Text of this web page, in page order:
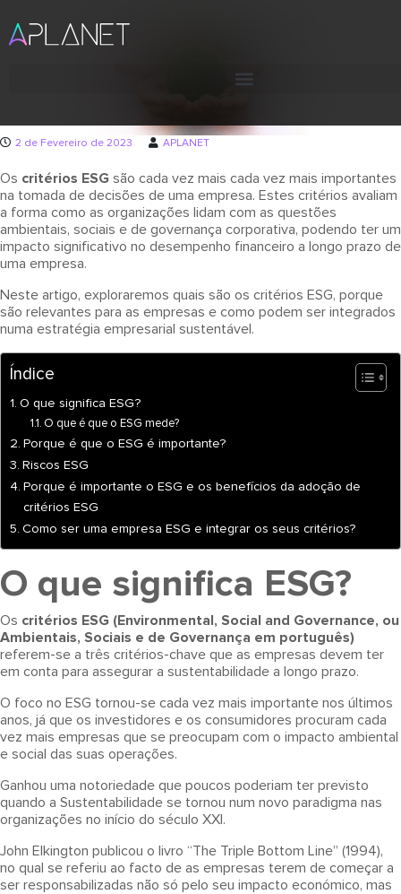
2 de Fevereiro de 2023 APLANET
Os critérios ESG são cada vez mais cada vez mais importantes
na tomada de decisões de uma empresa. Estes critérios avaliam
a forma como as organizações lidam com as questões
ambientais, sociais e de governança corporativa, podendo ter um
impacto significativo no desempenho financeiro a longo prazo de
uma empresa.
Neste artigo, exploraremos quais são os critérios ESG, porque
são relevantes para as empresas e como podem ser integrados
numa estratégia empresarial sustentável.
Índice
O que significa ESG?
O que é que o ESG mede?
Porque é que o ESG é importante?
Riscos ESG
Porque é importante o ESG e os benefícios da adoção de
critérios ESG
Como ser uma empresa ESG e integrar os seus critérios?
O que significa ESG?
Os critérios ESG (Environmental, Social and Governance, ou
Ambientais, Sociais e de Governança em português)
referem-se a três critérios-chave que as empresas devem ter
em conta para assegurar a sustentabilidade a longo prazo.
O foco no ESG tornou-se cada vez mais importante nos últimos
anos, já que os investidores e os consumidores procuram cada
vez mais empresas que se preocupam com o impacto ambiental
e social das suas operações.
Ganhou uma notoriedade que poucos poderiam ter previsto
quando a Sustentabilidade se tornou num novo paradigma nas
organizações no início do século XXI.
John Elkington publicou o livro “The Triple Bottom Line” (1994),
no qual se referiu ao facto de as empresas terem de começar a
ser responsabilizadas não só pelo seu impacto económico, mas